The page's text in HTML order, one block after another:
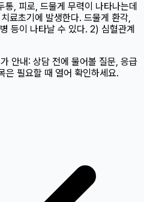
, 피로, 드물게 무력이 나타나는데
료초기에 발생한다. 드물게 환각,
등이 나타날 수 있다. 2) 심혈관계
안내: 상담 전에 물어볼 질문, 응급
은 필요할 때 열어 확인하세요.